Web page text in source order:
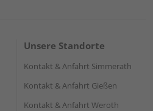
Unsere Standorte
Kontakt & Anfahrt Simmerath
Kontakt & Anfahrt Gießen
Kontakt & Anfahrt Weroth